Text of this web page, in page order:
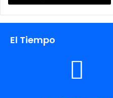
El Tiempo